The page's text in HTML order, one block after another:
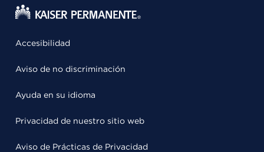
Accesibilidad
Aviso de no discriminación
Ayuda en su idioma
Privacidad de nuestro sitio web
Aviso de Prácticas de Privacidad